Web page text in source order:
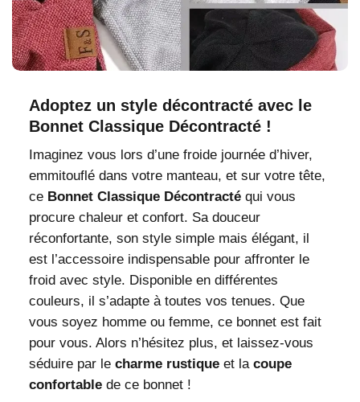
Adoptez un style décontracté avec le
Bonnet Classique Décontracté !
Imaginez vous lors d’une froide journée d’hiver,
emmitouflé dans votre manteau, et sur votre tête,
ce Bonnet Classique Décontractéqui vous
procure chaleur et confort. Sa douceur
réconfortante, son style simple mais élégant, il
est l’accessoire indispensable pour affronter le
froid avec style. Disponible en différentes
couleurs, il s’adapte à toutes vos tenues. Que
vous soyez homme ou femme, ce bonnet est fait
pour vous. Alors n’hésitez plus, et laissez-vous
séduire par le charme rustiqueet la coupe
confortablede ce bonnet !